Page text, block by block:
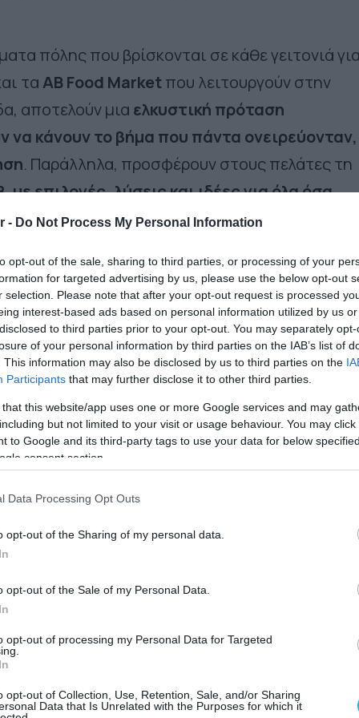
- Do Not Process My Personal Information
opt-out of the sale, sharing to third parties, or processing of your
for targeted advertising by us, please use the below opt-out
selection. Please note that after your opt-out request is processed
interest-based ads based on personal information utilized by us
to third parties prior to your opt-out. You may separately
of your personal information by third parties on the IAB’s list of
This information may also be disclosed by us to third parties on the
Participants that may further disclose it to other third parties.
that this website/app uses one or more Google services and may
but not limited to your visit or usage behaviour. You may
to Google and its third-party tags to use your data for below
consent section.
Data Processing Opt Outs
opt-out of the Sharing of my personal data.
opt-out of the Sale of my Personal Data.
opt-out of processing my Personal Data for Targeted
opt-out of Collection, Use, Retention, Sale, and/or Sharing
Data that Is Unrelated with the Purposes for which it
πόληςπου βρίσκονται σε κάθε γειτονιά για
τα ΑΒ Food Marketπου λειτουργούν στην
αποτελούν μια ελκυστική πρόταση
να κάνουν το βήμα που πάντα ονειρεύονταν,
. Παράλληλα, προσφέρουν στους πελάτες τη
επιλογές, λύσεις και ιδέες για όλα όσα
της ΑΒ Βασιλόπουλος,Δημήτρης
«Είμαστε υπερήφανοι για τη σημαντική αυτή
εποχή υψηλών απαιτήσεων και μεγάλων
την ελληνική επιχειρηματικότητα και να
λοιπόν, ακόμη περισσότερο τη
να κάνουν το επόμενο βήμα και θέλουν να «το
το πιο ισχυρό όνομα και μια απόλυτα
εκείνους τους νέους επιχειρηματίες που
στον τόπο τους, και μαζί θα κάνουμε το
αριθμεί 267*καταστήματα
Εξελίσσεται και προσαρμόζεται, ώστε να
και να κάνει τη διαφορά!
Newsκαι μάθετε πρώτοι όλες τις